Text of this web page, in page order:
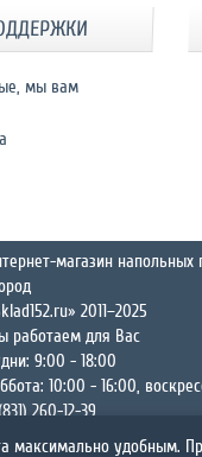
мы вам
магазин напольных
2011–2025
для Вас
9:00 - 18:00
10:00 - 16:00,
260-12-39
удобным.